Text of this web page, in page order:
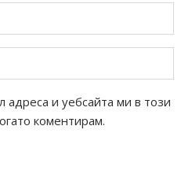
адреса и уебсайта ми в този
коментирам.